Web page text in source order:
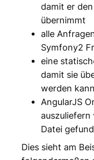
damit er
übernimmt
alle
Symfony2
eine
damit sie
werden kann
AngularJS
auszuliefern
Datei
Dies sieht am